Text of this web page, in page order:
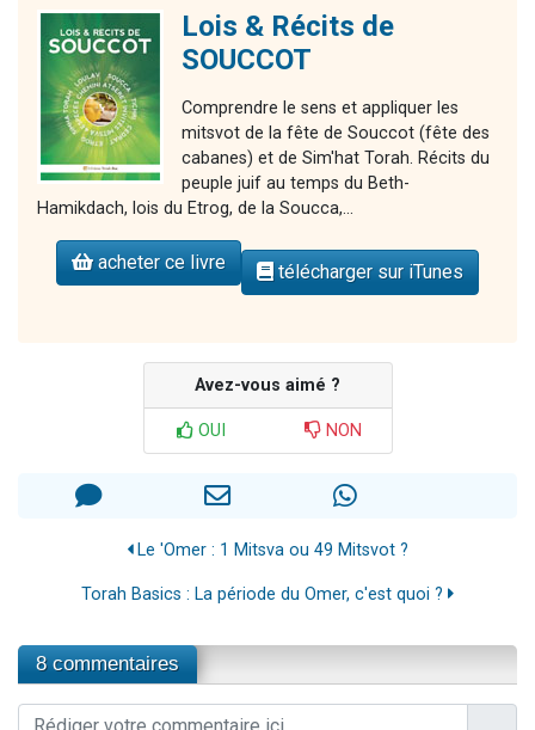
Lois & Récits de
SOUCCOT
Comprendre le sens et appliquer les
mitsvot de la fête de Souccot (fête des
cabanes) et de Sim'hat Torah. Récits du
peuple juif au temps du Beth-
Hamikdach, lois du Etrog, de la Soucca,...
acheter ce livre télécharger sur iTunes
Avez-vous aimé ?
OUI NON
Le 'Omer : 1 Mitsva ou 49 Mitsvot ?
Torah Basics : La période du Omer, c'est quoi ?
8 commentaires